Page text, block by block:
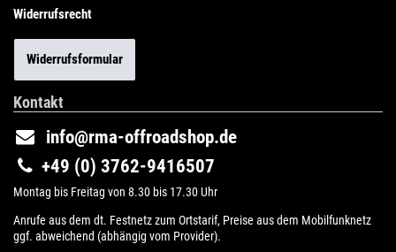
Widerrufsrecht
Widerrufsformular
Kontakt
info@rma-offroadshop.de
+49 (0) 3762-9416507
Montag bis Freitag von 8.30 bis 17.30 Uhr
Anrufe aus dem dt. Festnetz zum Ortstarif, Preise aus dem Mobilfunknetz
ggf. abweichend (abhängig vom Provider).